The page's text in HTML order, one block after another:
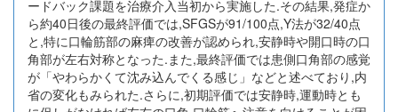
ードバック課題を治療介入当初から実施した.その結果,発症か
ら約40日後の最終評価では,SFGSが91/100点,Y法が32/40点
と,特に口輪筋部の麻痺の改善が認められ,安静時や開口時の口
角部が左右対称となった.また,最終評価では患側口角部の感覚
が「やわらかくて沈み込んでくる感じ」などと述べており,内
省の変化もみられた.さらに,初期評価では安静時,運動時とも